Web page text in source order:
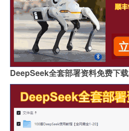
DeepSeek全套部署资料免费下载